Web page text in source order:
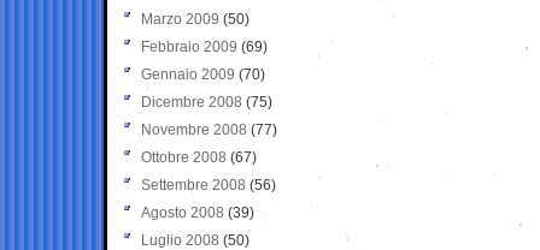
Marzo 2009 (50)
Febbraio 2009 (69)
Gennaio 2009 (70)
Dicembre 2008 (75)
Novembre 2008 (77)
Ottobre 2008 (67)
Settembre 2008 (56)
Agosto 2008 (39)
Luglio 2008 (50)